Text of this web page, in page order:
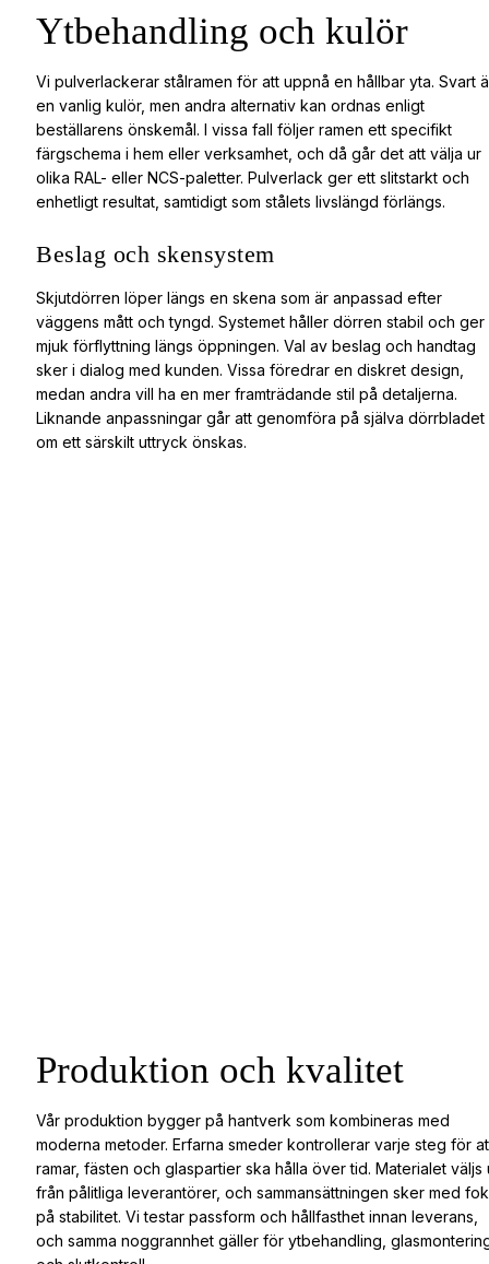
Ytbehandling och kulör
Vi pulverlackerar stålramen för att uppnå en hållbar yta. Svart
en vanlig kulör, men andra alternativ kan ordnas enligt
beställarens önskemål. I vissa fall följer ramen ett specifikt
färgschema i hem eller verksamhet, och då går det att välja ur
olika RAL- eller NCS-paletter. Pulverlack ger ett slitstarkt och
enhetligt resultat, samtidigt som stålets livslängd förlängs.
Beslag och skensystem
Skjutdörren löper längs en skena som är anpassad efter
väggens mått och tyngd. Systemet håller dörren stabil och ger
mjuk förflyttning längs öppningen. Val av beslag och handtag
sker i dialog med kunden. Vissa föredrar en diskret design,
medan andra vill ha en mer framträdande stil på detaljerna.
Liknande anpassningar går att genomföra på själva dörrbladet
om ett särskilt uttryck önskas.
Produktion och kvalitet
Vår produktion bygger på hantverk som kombineras med
moderna metoder. Erfarna smeder kontrollerar varje steg för
ramar, fästen och glaspartier ska hålla över tid. Materialet väljs
från pålitliga leverantörer, och sammansättningen sker med
på stabilitet. Vi testar passform och hållfasthet innan leverans,
och samma noggrannhet gäller för ytbehandling,